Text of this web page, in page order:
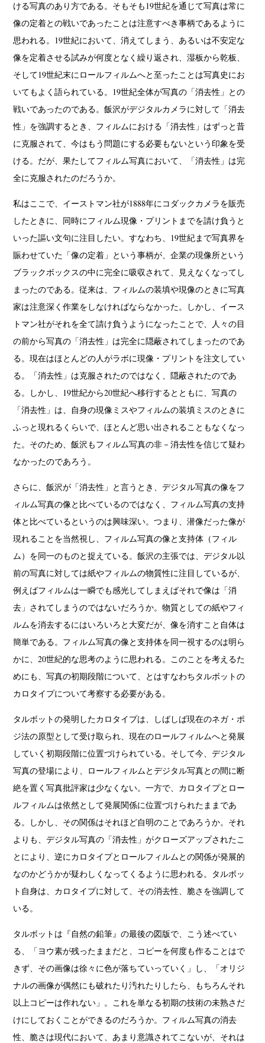
ける写真のあり方である。そもそも19世紀を通じて写真は常に
像の定着との戦いであったことは注意すべき事柄であるように
思われる。19世紀において、消えてしまう、あるいは不安定な
像を定着させる試みが何度となく繰り返され、湿板から乾板、
そして19世紀末にロールフィルムへと至ったことは写真史にお
いてもよく語られている。19世紀全体が写真の「消去性」との
戦いであったのである。飯沢がデジタルカメラに対して「消去
性」を強調するとき、フィルムにおける「消去性」はずっと昔
に克服されて、今はもう問題にする必要もないという印象を受
ける。だが、果たしてフィルム写真において、「消去性」は完
全に克服されたのだろうか。
私はここで、イーストマン社が1888年にコダックカメラを販売
したときに、同時にフィルム現像・プリントまでを請け負うと
いった謳い文句に注目したい。すなわち、19世紀まで写真界を
賑わせていた「像の定着」という事柄が、企業の現像所という
ブラックボックスの中に完全に吸収されて、見えなくなってし
まったのである。従来は、フィルムの装填や現像のときに写真
家は注意深く作業をしなければならなかった。しかし、イース
トマン社がそれを全て請け負うようになったことで、人々の目
の前から写真の「消去性」は完全に隠蔽されてしまったのであ
る。現在はほとんどの人がラボに現像・プリントを注文してい
る。「消去性」は克服されたのではなく、隠蔽されたのであ
る。しかし、19世紀から20世紀へ移行するとともに、写真の
「消去性」は、自身の現像ミスやフィルムの装填ミスのときに
ふっと現れるくらいで、ほとんど思い出されることもなくなっ
た。そのため、飯沢もフィルム写真の非－消去性を信じて疑わ
なかったのであろう。
さらに、飯沢が「消去性」と言うとき、デジタル写真の像をフ
ィルム写真の像と比べているのではなく、フィルム写真の支持
体と比べているというのは興味深い。つまり、潜像だった像が
現れることを当然視し、フィルム写真の像と支持体（フィル
ム）を同一のものと捉えている。飯沢の主張では、デジタル以
前の写真に対しては紙やフィルムの物質性に注目しているが、
例えばフィルムは一瞬でも感光してしまえばそれで像は「消
去」されてしまうのではないだろうか。物質としての紙やフィ
ルムを消去するにはいろいろと大変だが、像を消すこと自体は
簡単である。フィルム写真の像と支持体を同一視するのは明ら
かに、20世紀的な思考のように思われる。このことを考えるた
めにも、写真の初期段階について、とはすなわちタルボットの
カロタイプについて考察する必要がある。
タルボットの発明したカロタイプは、しばしば現在のネガ・ポ
ジ法の原型として受け取られ、現在のロールフィルムへと発展
していく初期段階に位置づけられている。そして今、デジタル
写真の登場により、ロールフィルムとデジタル写真との間に断
絶を置く写真批評家は少なくない。一方で、カロタイプとロー
ルフィルムは依然として発展関係に位置づけられたままであ
る。しかし、その関係はそれほど自明のことであろうか。それ
よりも、デジタル写真の「消去性」がクローズアップされたこ
とにより、逆にカロタイプとロールフィルムとの関係が発展的
なのかどうかが疑わしくなってくるように思われる。タルボッ
ト自身は、カロタイプに対して、その消去性、脆さを強調して
いる。
タルボットは『自然の鉛筆』の最後の図版で、こう述べてい
る、「ヨウ素が残ったままだと、コピーを何度も作ることはで
きず、その画像は徐々に色が落ちていっていく」し、「オリジ
ナルの画像が偶然にも破れたり汚れたりしたら、もちろんそれ
以上コピーは作れない」。これを単なる初期の技術の未熟さだ
けにしておくことができるのだろうか。フィルム写真の消去
性、脆さは現代において、あまり意識されてこないが、それは